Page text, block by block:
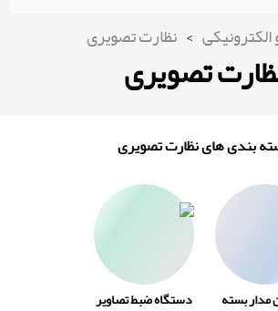
> نظارت تصویری
تصویری
بندی های نظارت تصویری
مدار بسته دستگاه ضبط تصاویر